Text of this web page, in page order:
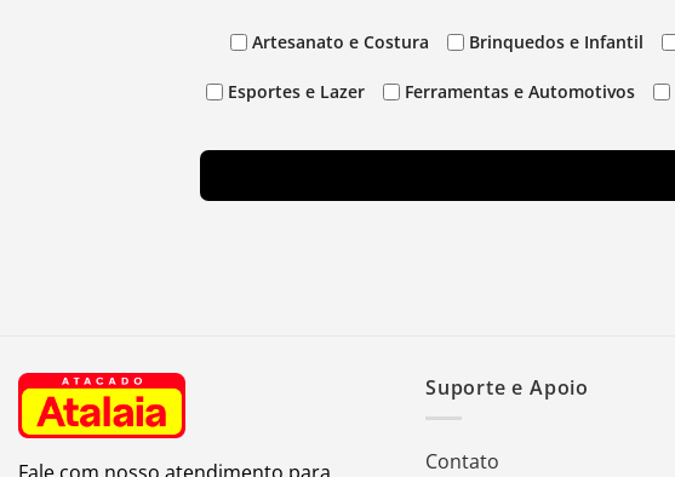
Artesanato e Costura Brinquedos e Infantil
Esportes e Lazer Ferramentas e Automotivos
Suporte e Apoio
Contato